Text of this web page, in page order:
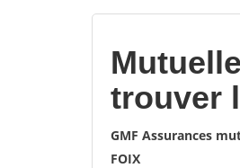
trouver
GMF Assurances
FOIX